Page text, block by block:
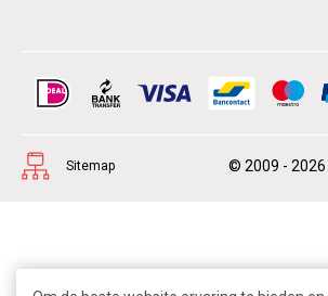
Sitemap © 2009 - 2026